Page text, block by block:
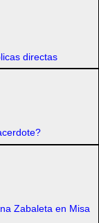
directas
Zabaleta en Misa